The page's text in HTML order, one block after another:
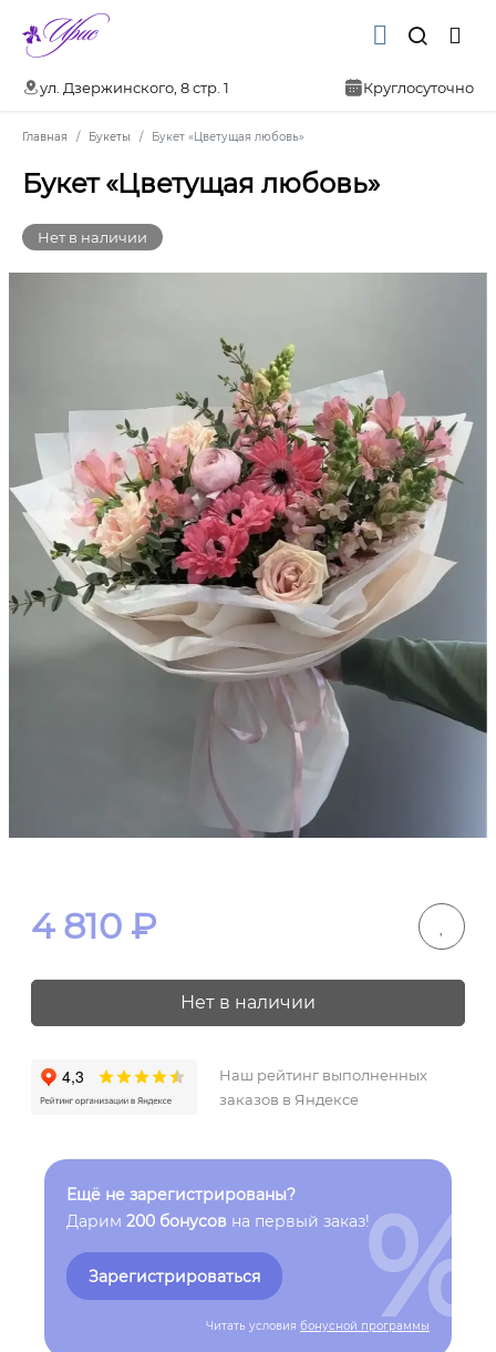
ул. Дзержинского, 8 стр. 1 Круглосуточно
Главная Букеты Букет «Цветущая любовь»
Букет «Цветущая любовь»
Нет в наличии
4 810 ₽
Нет в наличии
Наш рейтинг выполненных
заказов в Яндексе
Ещё не зарегистрированы?
Дарим 200 бонусов на первый заказ!
Зарегистрироваться
Читать условия бонусной программы
%